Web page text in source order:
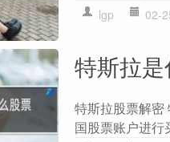
lgp 02-
特斯拉
特斯拉股票解密
国股票账户进行